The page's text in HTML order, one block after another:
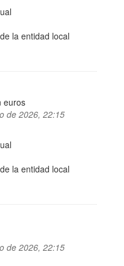
la entidad local
euros
de 2026, 22:15
la entidad local
de 2026, 22:15